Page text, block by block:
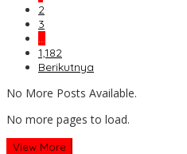
2
3
…
1,182
Berikutnya
No More Posts Available.
No more pages to load.
View More